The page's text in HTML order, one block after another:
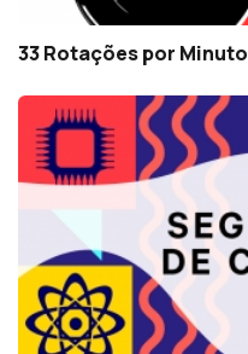
33 Rotações por Minuto